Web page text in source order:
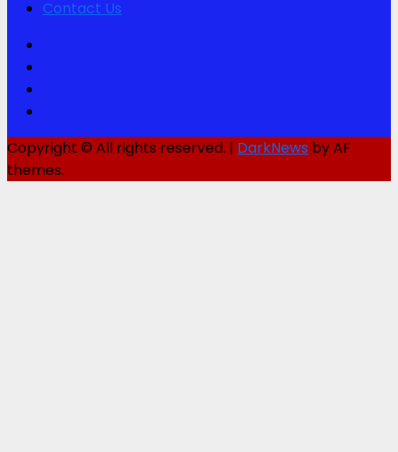
Contact Us
Copyright © All rights reserved. | DarkNews by AF
themes.